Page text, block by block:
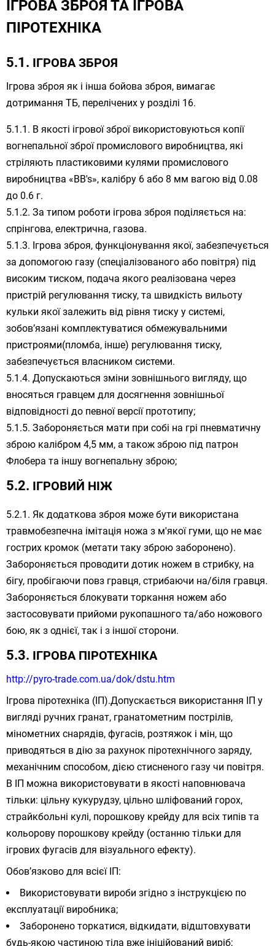
ІГРОВА ЗБРОЯ ТА ІГРОВА
ПІРОТЕХНІКА
ІГРОВА ЗБРОЯ
Ігрова зброя як і інша бойова зброя, вимагає
дотримання ТБ, перелічених у розділі 16.
В якості ігрової зброї використовуються копії
вогнепальної зброї промислового виробництва, які
стріляють пластиковими кулями промислового
виробництва «BB's», калібру 6 або 8 мм вагою від 0.08
до 0.6 г.
За типом роботи ігрова зброя поділяється на:
спрінгова, електрична, газова.
Ігрова зброя, функціонування якої, забезпечується
за допомогою газу (спеціалізованого або повітря) під
високим тиском, подача якого реалізована через
пристрій регулювання тиску, та швидкість вильоту
кульки якої залежить від рівня тиску у системі,
зобов’язані комплектуватися обмежувальними
пристроями(пломба, інше) регулювання тиску,
забезпечується власником системи.
Допускаються зміни зовнішнього вигляду, що
вносяться гравцем для досягнення зовнішньої
відповідності до певної версії прототипу;
Забороняється мати при собі на грі пневматичну
зброю калібром 4,5 мм, а також зброю під патрон
Флобера та іншу вогнепальну зброю;
ІГРОВИЙ НІЖ
Як додаткова зброя може бути використана
травмобезпечна імітація ножа з м'якої гуми, що не має
гострих кромок (метати таку зброю заборонено).
Забороняється проводити дотик ножем в стрибку, на
бігу, пробігаючи повз гравця, стрибаючи на/біля гравця.
Забороняється блокувати торкання ножем або
застосовувати прийоми рукопашного та/або ножового
бою, як з однієї, так і з іншої сторони.
ІГРОВА ПІРОТЕХНІКА
http://pyro-trade.com.ua/dok/dstu.htm
Ігрова піротехніка (ІП).Допускається використання ІП у
вигляді ручних гранат, гранатометним пострілів,
мінометних снарядів, фугасів, розтяжок і мін, що
приводяться в дію за рахунок піротехнічного заряду,
механічним способом, дією стисненого газу чи повітря.
В ІП можна використовувати в якості наповнювача
тільки: цільну кукурудзу, цільно шліфований горох,
страйкбольні кулі, порошкову крейду для всіх типів та
кольорову порошкову крейду (останню тільки для
ігрових фугасів для візуального ефекту).
Обов’язково для всієї ІП:
Використовувати вироби згідно з інструкцією по
експлуатації виробника;
Заборонено торкатися, відкидати, відштовхувати
будь-якою частиною тіла вже ініційований виріб;